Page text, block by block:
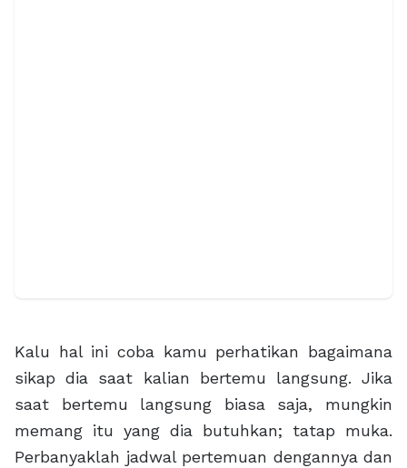
Kalu hal ini coba kamu perhatikan bagaimana
sikap dia saat kalian bertemu langsung. Jika
saat bertemu langsung biasa saja, mungkin
memang itu yang dia butuhkan; tatap muka.
Perbanyaklah jadwal pertemuan dengannya dan